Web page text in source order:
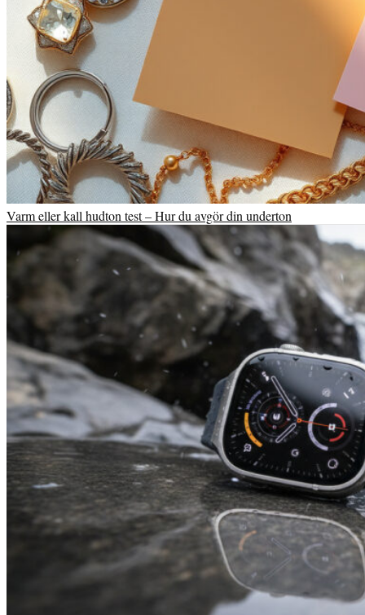
Varm eller kall hudton test – Hur du avgör din underton